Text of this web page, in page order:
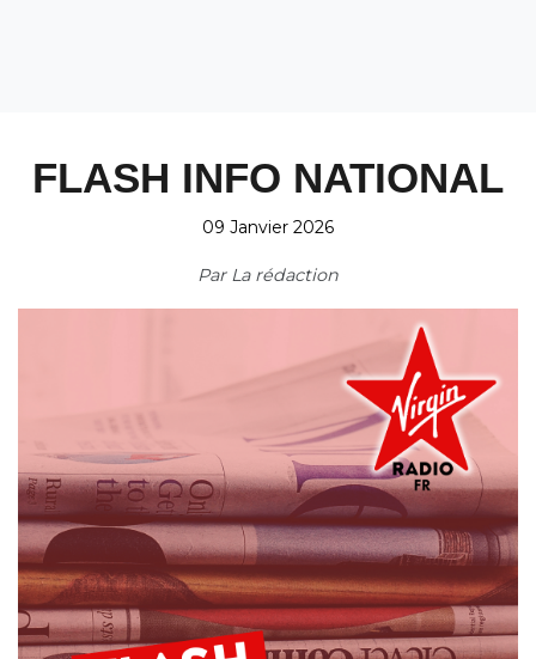
FLASH INFO NATIONAL
09 Janvier 2026
Par La rédaction